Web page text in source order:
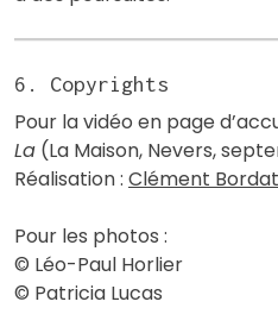
6. Copyrights
Pour la vidéo en page
La (La Maison, Nevers,
Réalisation : Clément Bordat
Pour les photos :
© Léo-Paul Horlier
© Patricia Lucas